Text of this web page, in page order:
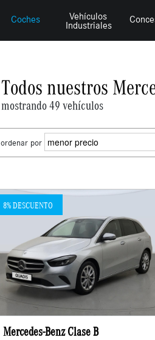
Coches Vehículos
Industriales
Todos nuestros
mostrando 49 vehículos
ordenar por
8% DESCUENTO
Mercedes-Benz Clase B